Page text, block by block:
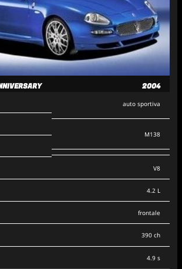
2004
auto sportiva
M138
V8
4.2 L
frontale
390 ch
4.9 s